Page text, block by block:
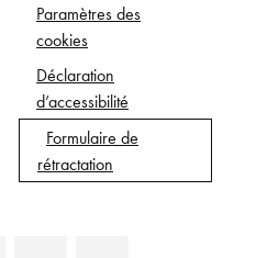
Paramètres des
cookies
Déclaration
d’accessibilité
Formulaire de
rétractation